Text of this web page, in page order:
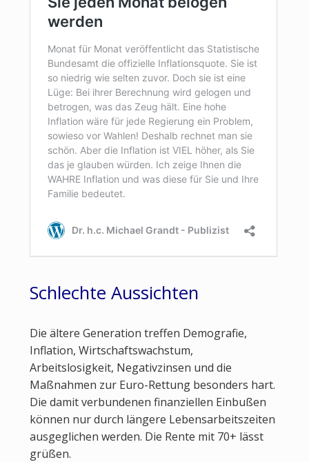
Schlechte Aussichten
Die ältere Generation treffen Demografie,
Inflation, Wirtschaftswachstum,
Arbeitslosigkeit, Negativzinsen und die
Maßnahmen zur Euro-Rettung besonders hart.
Die damit verbundenen finanziellen Einbußen
können nur durch längere Lebensarbeitszeiten
ausgeglichen werden. Die Rente mit 70+ lässt
grüßen.